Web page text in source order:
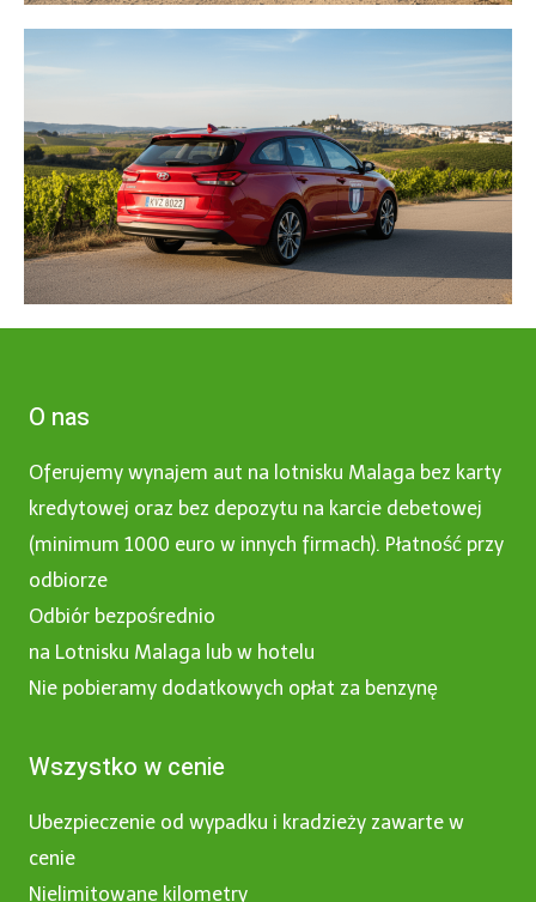
O nas
Oferujemy wynajem aut na lotnisku Malaga bez karty
kredytowej oraz bez depozytu na karcie debetowej
(minimum 1000 euro w innych firmach). Płatność przy
odbiorze
Odbiór bezpośrednio
na Lotnisku Malaga lub w hotelu
Nie pobieramy dodatkowych opłat za benzynę
Wszystko w cenie
Ubezpieczenie od wypadku i kradzieży zawarte w
cenie
Nielimitowane kilometry